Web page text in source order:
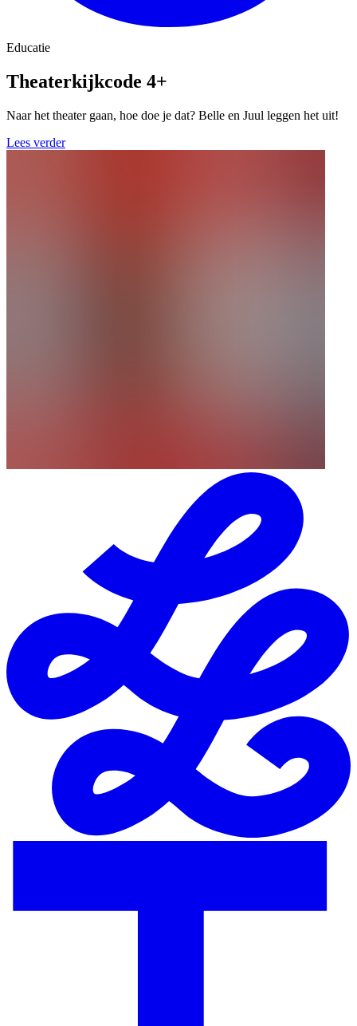
Educatie
Theaterkijkcode 4+
Naar het theater gaan, hoe doe je dat? Belle en Juul leggen het uit!
Lees verder